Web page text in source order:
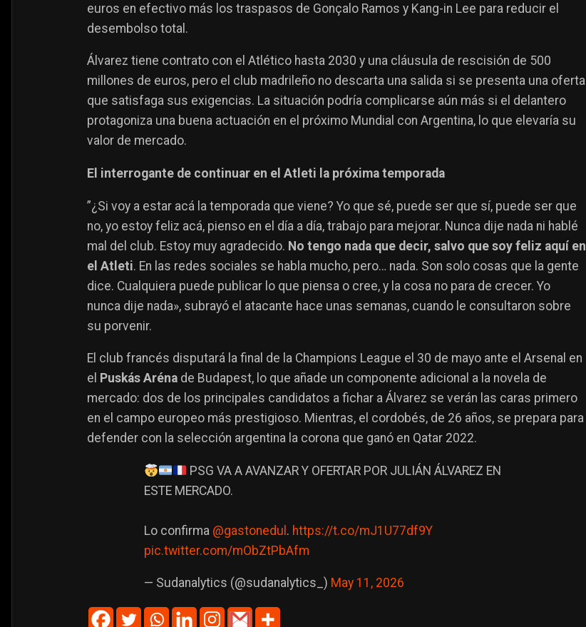
euros en efectivo más los traspasos de Gonçalo Ramos y Kang-in Lee para reducir el
desembolso total.
Álvarez tiene contrato con el Atlético hasta 2030 y una cláusula de rescisión de 500
millones de euros, pero el club madrileño no descarta una salida si se presenta una oferta
que satisfaga sus exigencias. La situación podría complicarse aún más si el delantero
protagoniza una buena actuación en el próximo Mundial con Argentina, lo que elevaría su
valor de mercado.
El interrogante de continuar en el Atleti la próxima temporada
”¿Si voy a estar acá la temporada que viene? Yo que sé, puede ser que sí, puede ser que
no, yo estoy feliz acá, pienso en el día a día, trabajo para mejorar. Nunca dije nada ni hablé
mal del club. Estoy muy agradecido. No tengo nada que decir, salvo que soy feliz aquí en
el Atleti. En las redes sociales se habla mucho, pero… nada. Son solo cosas que la gente
dice. Cualquiera puede publicar lo que piensa o cree, y la cosa no para de crecer. Yo
nunca dije nada», subrayó el atacante hace unas semanas, cuando le consultaron sobre
su porvenir.
El club francés disputará la final de la Champions League el 30 de mayo ante el Arsenal en
el Puskás Aréna de Budapest, lo que añade un componente adicional a la novela de
mercado: dos de los principales candidatos a fichar a Álvarez se verán las caras primero
en el campo europeo más prestigioso. Mientras, el cordobés, de 26 años, se prepara para
defender con la selección argentina la corona que ganó en Qatar 2022.
PSG VA A AVANZAR Y OFERTAR POR JULIÁN ÁLVAREZ EN
ESTE MERCADO.
Lo confirma @gastonedul . https://t.co/mJ1U77df9Y
pic.twitter.com/mObZtPbAfm
— Sudanalytics (@sudanalytics_) May 11, 2026